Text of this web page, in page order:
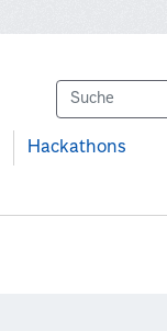
Hackathons